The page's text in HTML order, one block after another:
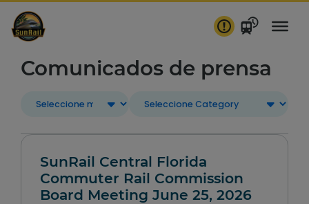
saltar
contenido
Comunicados de prensa
SunRail Central Florida
Commuter Rail Commission
Board Meeting June 25, 2026